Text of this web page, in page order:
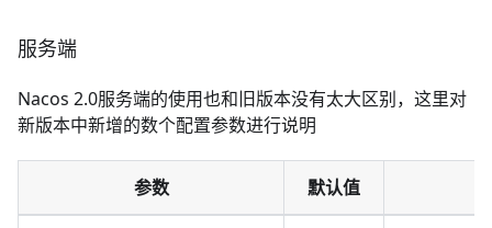
服务端
Nacos 2.0服务端的使用也和旧版本没有太大区别，这里对
新版本中新增的数个配置参数进行说明
参数 默认值